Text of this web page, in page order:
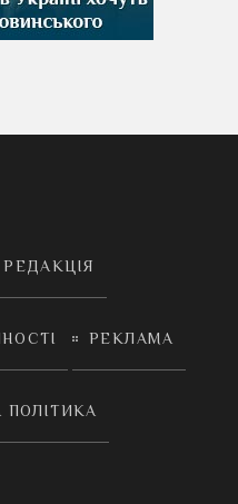
РЕДАКЦІЯ
РЕКЛАМА
ПОЛІТИКА